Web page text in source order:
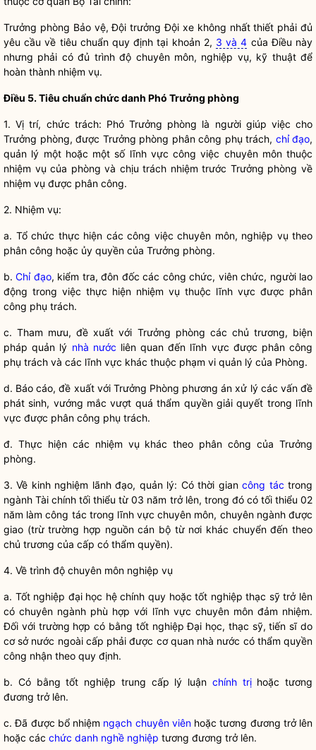
Trưởng phòng Bảo vệ, Đội trưởng Đội xe không nhất thiết phải đủ
yêu cầu về tiêu chuẩn quy định tại khoản 2, 3 và 4 của Điều này
nhưng phải có đủ trình độ chuyên môn, nghiệp vụ, kỹ thuật để
hoàn thành nhiệm vụ.
Điều 5. Tiêu chuẩn chức danh Phó Trưởng phòng
1. Vị trí, chức trách: Phó Trưởng phòng là người giúp việc cho
Trưởng phòng, được Trưởng phòng phân công phụ trách, chỉ đạo,
quản lý một hoặc một số lĩnh vực công việc chuyên môn thuộc
nhiệm vụ của phòng và chịu trách nhiệm trước Trưởng phòng về
nhiệm vụ được phân công.
2. Nhiệm vụ:
a. Tổ chức thực hiện các công việc chuyên môn, nghiệp vụ theo
phân công hoặc ủy quyền của Trưởng phòng.
b.Chỉ đạo, kiểm tra, đôn đốc các công chức, viên chức, người lao
động trong việc thực hiện nhiệm vụ thuộc lĩnh vực được phân
công phụ trách.
c. Tham mưu, đề xuất với Trưởng phòng các chủ trương, biện
pháp quản lý nhà nước liên quan đến lĩnh vực được phân công
phụ trách và các lĩnh vực khác thuộc phạm vi quản lý của Phòng.
d. Báo cáo, đề xuất với Trưởng Phòng phương án xử lý các vấn đề
phát sinh, vướng mắc vượt quá thẩm quyềngiải quyết trong lĩnh
vực được phân công phụ trách.
đ. Thực hiện các nhiệm vụ khác theo phân công của Trưởng
phòng.
3. Về kinh nghiệm lãnh đạo, quản lý: Có thời giancông tác trong
ngành Tài chính tối thiểu từ 03 năm trở lên, trong đó có tối thiểu 02
năm làmcông tác trong lĩnh vực chuyên môn, chuyên ngành được
giao (trừ trường hợp nguồncán bộ từ nơi khác chuyển đến theo
chủ trương của cấp có thẩm quyền).
4. Về trình độ chuyên môn nghiệp vụ
a. Tốt nghiệp đại học hệ chính quy hoặc tốt nghiệp thạc sỹ trở lên
có chuyên ngành phù hợp với lĩnh vực chuyên môn đảm nhiệm.
Đối với trường hợp có bằng tốt nghiệp Đại học, thạc sỹ, tiến sĩ do
cơ sở nước ngoài cấp phải được cơ quan nhà nước có thẩm quyền
công nhận theo quy định.
b. Có bằng tốt nghiệp trung cấp lý luận chính trịhoặc tương
đương trở lên.
c. Đã được bổ nhiệm ngạch chuyên viênhoặc tương đương trở lên
hoặc các chức danh nghề nghiệp tương đương trở lên.